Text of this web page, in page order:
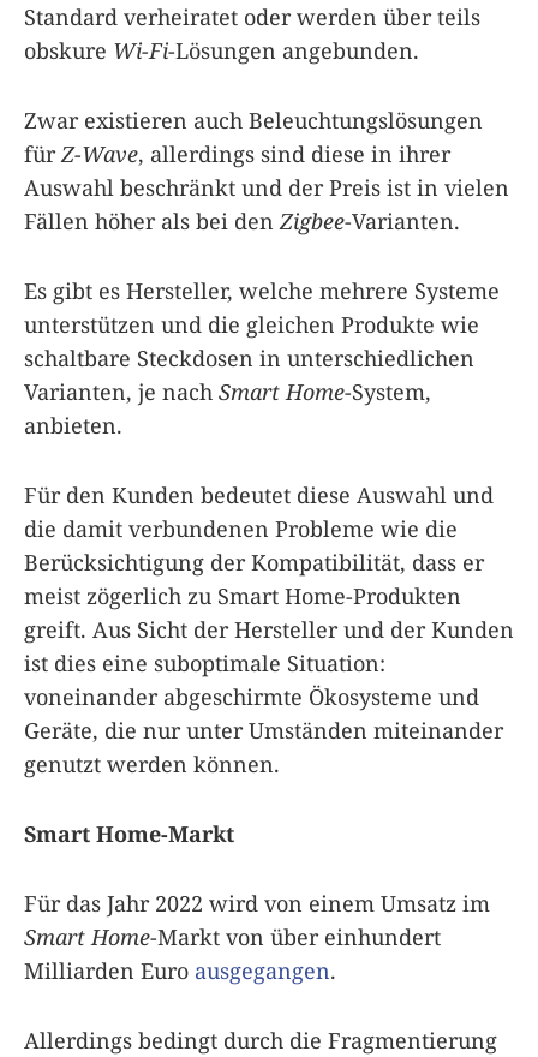
Standard verheiratet oder werden über teils
obskure Wi-Fi-Lösungen angebunden.
Zwar existieren auch Beleuchtungslösungen
fürZ-Wave, allerdings sind diese in ihrer
Auswahl beschränkt und der Preis ist in vielen
Fällen höher als bei denZigbee-Varianten.
Es gibt es Hersteller, welche mehrere Systeme
unterstützen und die gleichen Produkte wie
schaltbare Steckdosen in unterschiedlichen
Varianten, je nach Smart Home-System,
anbieten.
Für den Kunden bedeutet diese Auswahl und
die damit verbundenen Probleme wie die
Berücksichtigung der Kompatibilität, dass er
meist zögerlich zu Smart Home-Produkten
greift. Aus Sicht der Hersteller und der Kunden
ist dies eine suboptimale Situation:
voneinander abgeschirmte Ökosysteme und
Geräte, die nur unter Umständen miteinander
genutzt werden können.
Smart Home-Markt
Für das Jahr 2022 wird von einem Umsatz im
Smart Home-Markt von über einhundert
Milliarden Euro ausgegangen.
Allerdings bedingt durch die Fragmentierung